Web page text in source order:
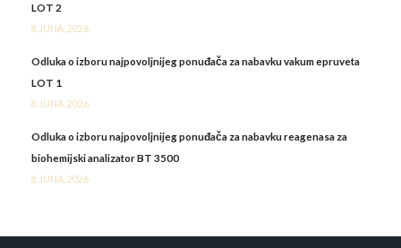
LOT 2
8 JUNA, 2026
Odluka o izboru najpovoljnijeg ponuđača za nabavku vakum epruveta
LOT 1
8 JUNA, 2026
Odluka o izboru najpovoljnijeg ponuđača za nabavku reagenasa za
biohemijski analizator BT 3500
8 JUNA, 2026